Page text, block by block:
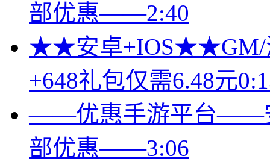
部优惠——2:40
★★安卓+IOS★★GM/
+648礼包仅需6.48元
——优惠手游平台——
部优惠——3:06